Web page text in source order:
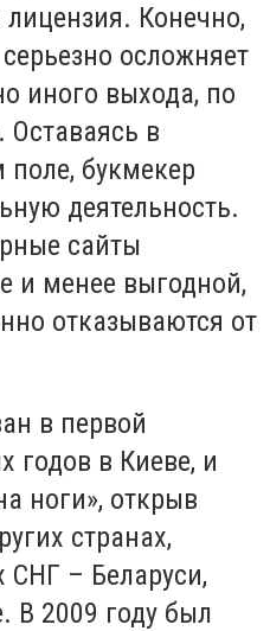
лицензия. Конечно,
осложняет
иного выхода, по
Оставаясь в
букмекер
деятельность.
сайты
и менее выгодной,
отказываются от
в первой
годов в Киеве, и
ноги», открыв
странах,
СНГ – Беларуси,
В 2009 году был